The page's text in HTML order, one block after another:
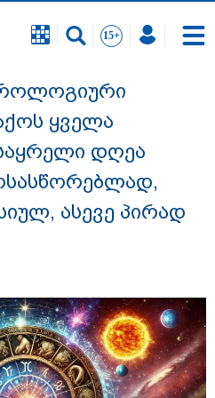
ფორმის ტარებისგან
განმარტება
ყველა
დღეა
ასევე პირად